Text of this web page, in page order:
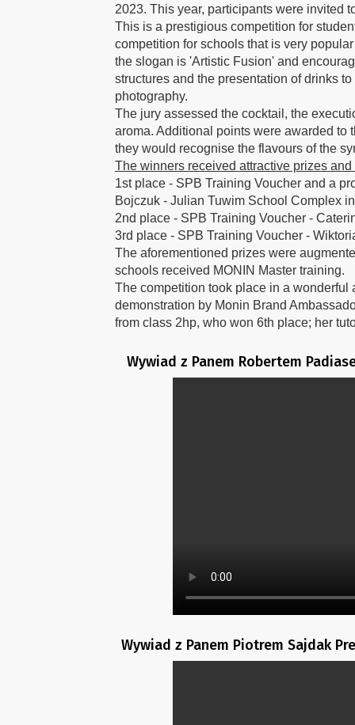
2023. This year, participants were invited
This is a prestigious competition for
competition for schools that is very
the slogan is 'Artistic Fusion' and
structures and the presentation of drinks
photography.
The jury assessed the cocktail, the
aroma. Additional points were awarded to
they would recognise the flavours of the
The winners received attractive prizes and
1st place - SPB Training Voucher and a
Bojczuk - Julian Tuwim School Complex
2nd place - SPB Training Voucher -
3rd place - SPB Training Voucher -
The aforementioned prizes were
schools received MONIN Master training.
The competition took place in a wonderful
demonstration by Monin Brand
from class 2hp, who won 6th place; her
Wywiad z Panem Robertem
Wywiad z Panem Piotrem Sajdak